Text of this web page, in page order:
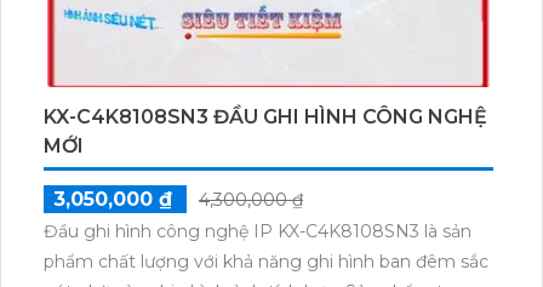
KX-C4K8108SN3 ĐẦU GHI HÌNH CÔNG NGHỆ
MỚI
3,050,000 ₫
4,300,000 ₫
Đầu ghi hình công nghệ IP KX-C4K8108SN3 là sản
phẩm chất lượng với khả năng ghi hình ban đêm sắc